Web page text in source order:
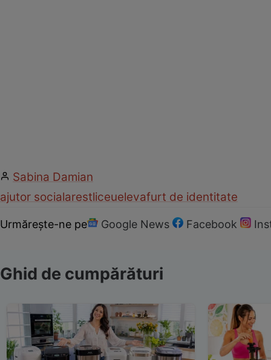
Sabina Damian
ajutor socialarestliceuelevafurt de identitate
Urmărește-ne pe Google News Facebook
Ghid de cumpărături